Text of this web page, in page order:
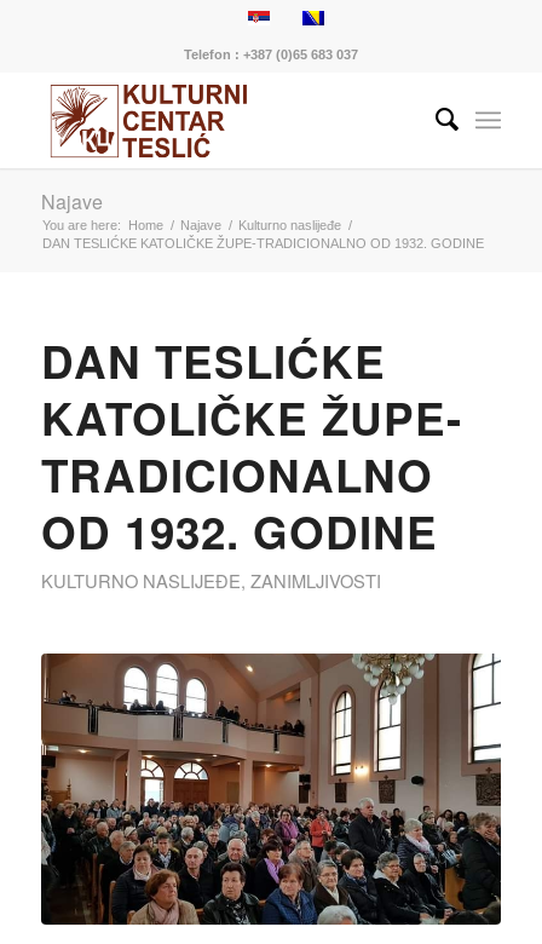
Telefon : +387 (0)65 683 037
Najave
You are here: Home / Najave / Kulturno naslijeđe /
DAN TESLIĆKE KATOLIČKE ŽUPE-TRADICIONALNO OD 1932. GODINE
DAN TESLIĆKE
KATOLIČKE ŽUPE-
TRADICIONALNO
OD 1932. GODINE
KULTURNO NASLIJEĐE, ZANIMLJIVOSTI